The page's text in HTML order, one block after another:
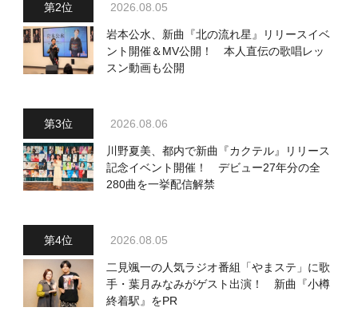
2026.08.05
岩本公水、新曲『北の流れ星』リリースイベ
ント開催＆MV公開！ 本人直伝の歌唱レッ
スン動画も公開
2026.08.06
川野夏美、都内で新曲『カクテル』リリース
記念イベント開催！ デビュー27年分の全
280曲を一挙配信解禁
2026.08.05
二見颯一の人気ラジオ番組「やまステ」に歌
手・葉月みなみがゲスト出演！ 新曲『小樽
終着駅』をPR